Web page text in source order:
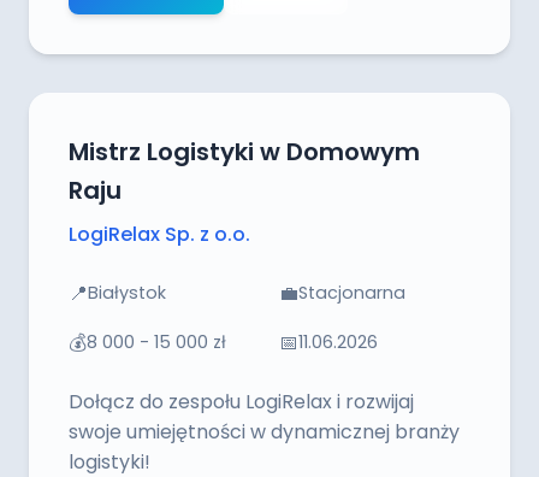
Mistrz Logistyki w Domowym
Raju
LogiRelax Sp. z o.o.
📍Białystok 💼Stacjonarna
💰8 000 - 15 000 zł 📅11.06.2026
Dołącz do zespołu LogiRelax i rozwijaj
swoje umiejętności w dynamicznej branży
logistyki!